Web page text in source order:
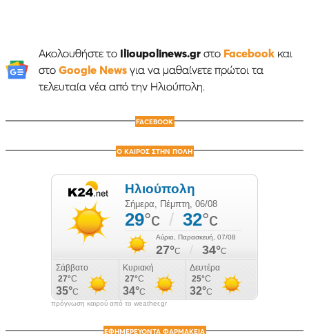
Ακολουθήστε το Ilioupolinews.grστο Facebookκαι
στο Google Newsγια να μαθαίνετε πρώτοι τα
τελευταία νέα από την Ηλιούπολη.
FACEBOOK
Ο ΚΑΙΡΟΣ ΣΤΗΝ ΠΟΛΗ
πρόγνωση καιρού από το weather.gr
ΕΦΗΜΕΡΕΥΟΝΤΑ ΦΑΡΜΑΚΕΙΑ